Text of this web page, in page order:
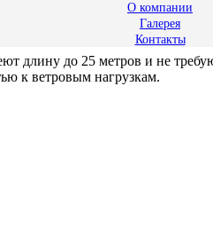
О компании
Галерея
Контакты
длину до 25 метров и не
к ветровым нагрузкам.